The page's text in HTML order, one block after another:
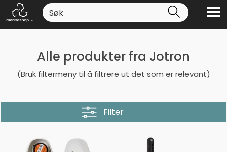
Alle produkter fra Jotron
(Bruk filtermeny til å filtrere ut det som er relevant)
Filter